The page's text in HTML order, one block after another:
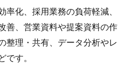
率化、採用業務の負荷軽減、
善、営業資料や提案資料の作
整理・共有、データ分析やレ
です。